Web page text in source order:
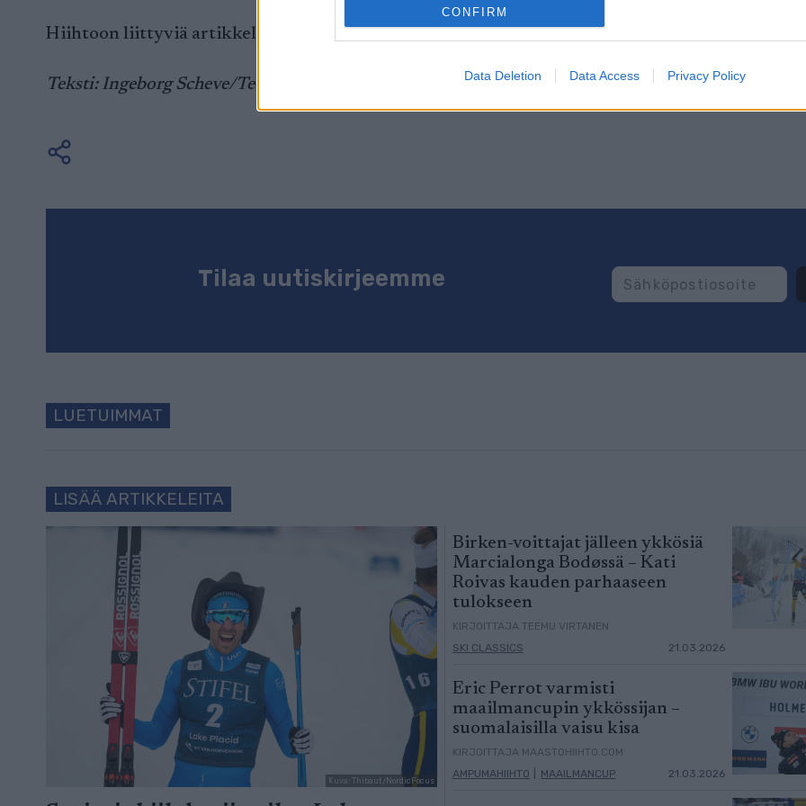
CONFIRM
Data Deletion Data Access Privacy Policy
Hiihtoon liittyviä artikkeleja voit lukea myös
Teksti: Ingeborg Scheve/Teemu Virtanen
Tilaa uutiskirjeemme
LUETUIMMAT
LISÄÄ ARTIKKELEITA
Kuva: Thibaut/NordicFocus
Birken-voittajat jälleen ykkösiä
Marcialonga Bodøssä – Kati
Roivas kauden parhaaseen
tulokseen
KIRJOITTAJA TEEMU VIRTANEN
SKI CLASSICS
21.03.2026
Eric Perrot varmisti
maailmancupin ykkössijan –
suomalaisilla vaisu kisa
KIRJOITTAJA MAASTOHIIHTO.COM
AMPUMAHIIHTO
MAAILMANCUP 21.03.2026